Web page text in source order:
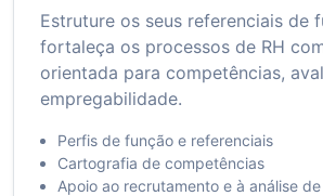
Estruture os seus referenciais de
fortaleça os processos de RH
orientada para competências,
empregabilidade.
Perfis de função e referenciais
Cartografia de competências
Apoio ao recrutamento e à análise